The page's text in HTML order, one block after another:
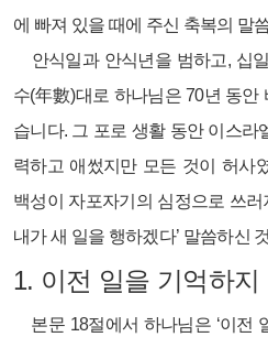
에 빠져 있을 때에 주신 축복의 말
안식일과 안식년을 범하고, 십
수(年數)대로 하나님은 70년 동안
습니다. 그 포로 생활 동안 이스라
력하고 애썼지만 모든 것이 허사
백성이 자포자기의 심정으로 쓰
내가 새 일을 행하겠다’ 말씀하신
1. 이전 일을 기억하지
본문 18절에서 하나님은 ‘이전